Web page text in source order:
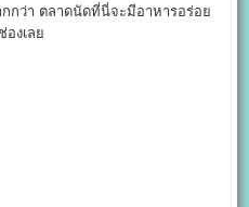
กว่า ตลาดนัดที่นี่จะมีอาหารอร่อย
งเลย